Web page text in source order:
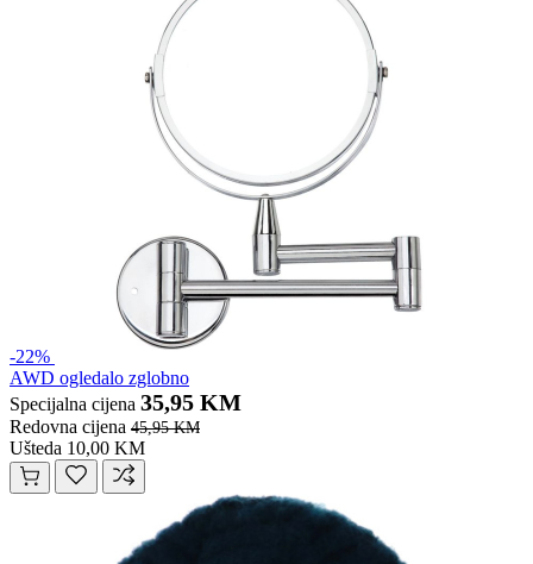
-22%
AWD ogledalo zglobno
Specijalna cijena 35,95 KM
Redovna cijena 45,95 KM
Ušteda 10,00 KM